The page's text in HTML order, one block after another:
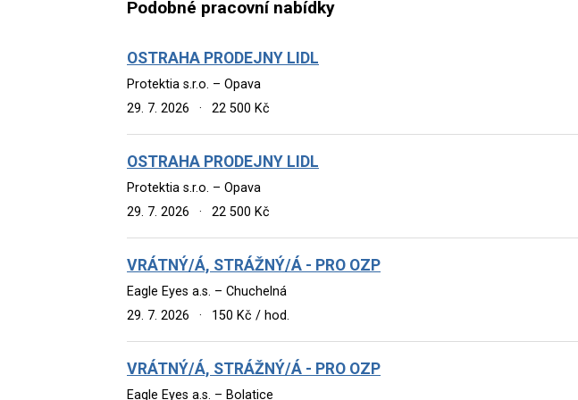
Podobné pracovní nabídky
OSTRAHA PRODEJNY LIDL
Protektia s.r.o. – Opava
29. 7. 2026
· 22 500 Kč
OSTRAHA PRODEJNY LIDL
Protektia s.r.o. – Opava
29. 7. 2026
· 22 500 Kč
VRÁTNÝ/Á, STRÁŽNÝ/Á - PRO OZP
Eagle Eyes a.s. – Chuchelná
29. 7. 2026
· 150 Kč / hod.
VRÁTNÝ/Á, STRÁŽNÝ/Á - PRO OZP
Eagle Eyes a.s. – Bolatice